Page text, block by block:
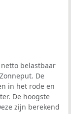
belastbaar
De
in het rode en
De hoogste
zijn berekend